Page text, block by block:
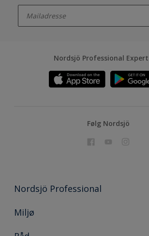
Nordsjö Professional
Følg Nordsjö
Nordsjö Professional
Kontakt oss
Miljø
Bærekraftig utvikling